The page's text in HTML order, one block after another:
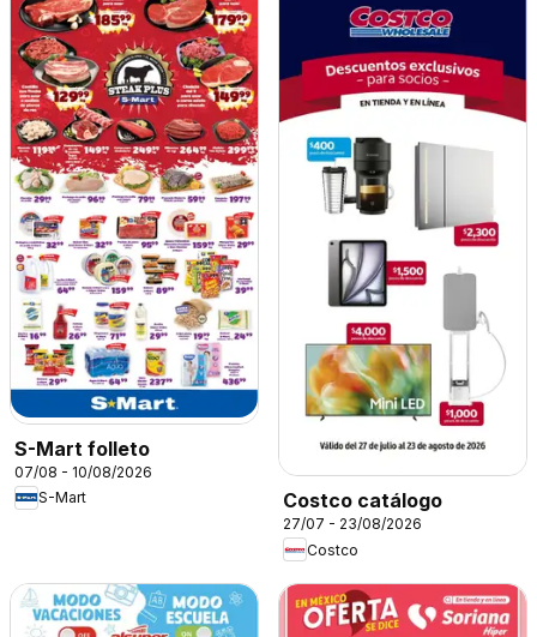
S-Mart folleto
07/08 - 10/08/2026
S-Mart
Costco catálogo
27/07 - 23/08/2026
Costco